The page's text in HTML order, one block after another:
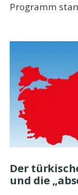
Programm
Der
und die